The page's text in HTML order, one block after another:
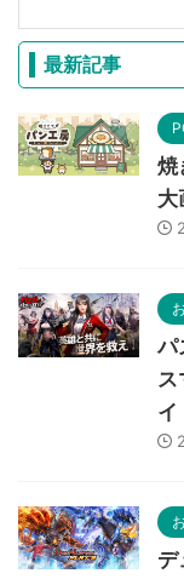
最新記事
焼
大
パ
ス
イ
デ